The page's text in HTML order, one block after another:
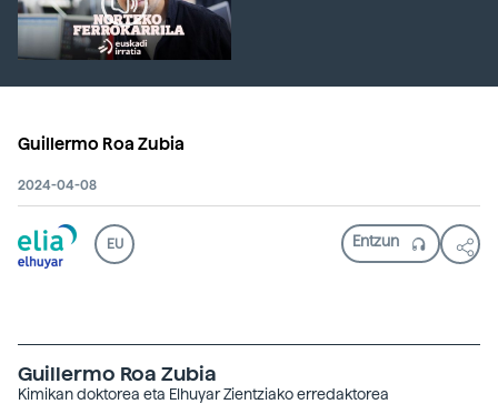
Guillermo Roa Zubia
2024-04-08
EU
Guillermo Roa Zubia
Kimikan doktorea eta Elhuyar Zientziako erredaktorea